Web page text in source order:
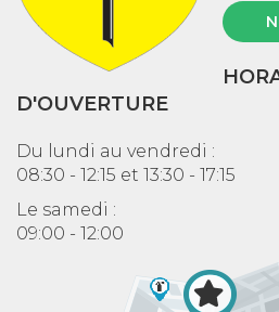
D'OUVERTURE
Du lundi au vendredi :
08:30 - 12:15 et 13:30 - 17:15
Le samedi :
09:00 - 12:00